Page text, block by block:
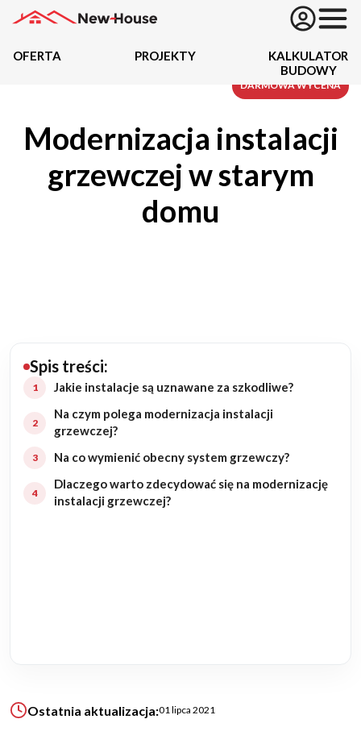
Oferta
Działki
Budowa domu
Rezydencje
Ogrody
OFERTA PROJEKTY
KALKULATOR
BUDOWY
Modernizacja instalacji
grzewczej w starym
domu
Spis treści:
Jakie instalacje są uznawane za szkodliwe?
Na czym polega modernizacja instalacji
grzewczej?
Na co wymienić obecny system grzewczy?
Dlaczego warto zdecydować się na modernizację
instalacji grzewczej?
Ostatnia aktualizacja:01 lipca 2021
DARMOWA WYCENA